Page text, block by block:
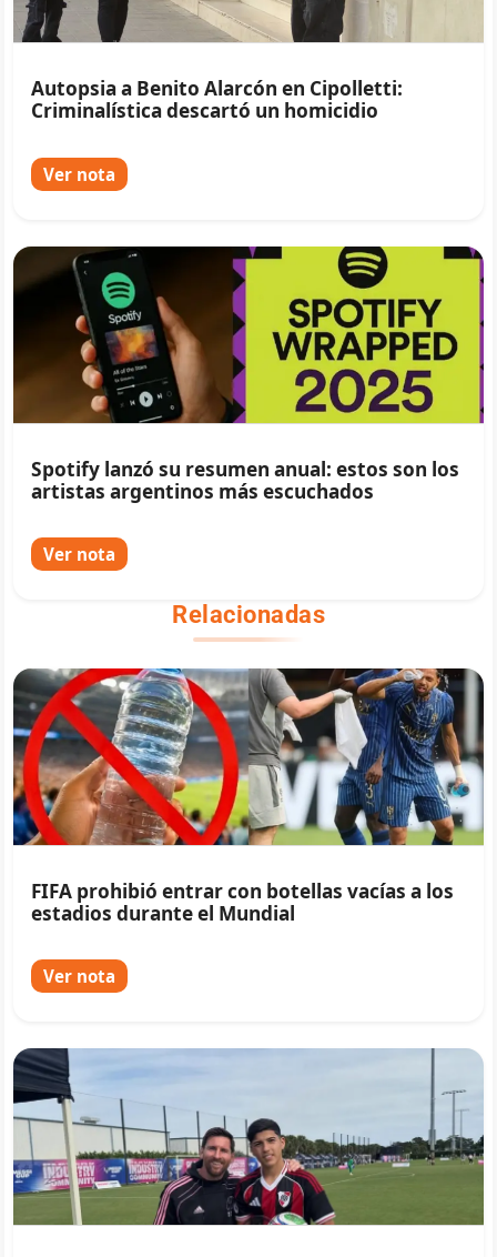
Autopsia a Benito Alarcón en Cipolletti:
Criminalística descartó un homicidio
Ver nota
Spotify lanzó su resumen anual: estos son los
artistas argentinos más escuchados
Ver nota
Relacionadas
FIFA prohibió entrar con botellas vacías a los
estadios durante el Mundial
Ver nota